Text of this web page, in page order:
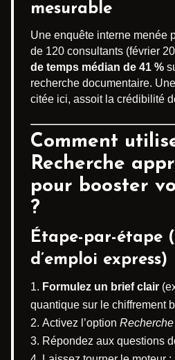
mesurable
Une enquête interne menée
de 120 consultants (février
de temps médian de 41 %
recherche documentaire.
citée ici, assoit la crédibilité
Comment
Recherche
pour booster
?
Étape-par-étape
d’emploi express)
Formulez un brief clair
quantique sur le chiffrement
Activez l’option
Répondez aux questions